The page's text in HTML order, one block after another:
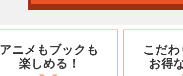
アニメもブックも
楽しめる！
こだわ
お得